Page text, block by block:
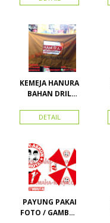
Vector
KEMEJA HANURA
BAHAN DRIL
HANURA
DETAIL
PAYUNG PAKAI
FOTO / GAMBAR